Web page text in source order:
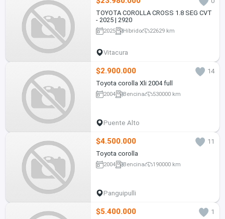
TOYOTA COROLLA CROSS 1.8 SEG CVT
- 2025 | 2920
2025 Híbrido 22629 km
Vitacura
$2.900.000
14
Toyota corolla Xli 2004 full
2004 Bencina 530000 km
Puente Alto
$4.500.000
11
Toyota corolla
2004 Bencina 190000 km
Panguipulli
$5.400.000
1